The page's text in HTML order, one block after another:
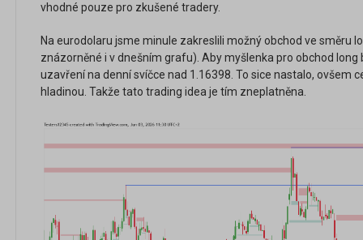
vhodné pouze pro zkušené tradery.
Na eurodolaru jsme minule zakreslili možný obchod ve směru
znázorněné i v dnešním grafu). Aby myšlenka pro obchod long
uzavření na denní svíčce nad 1.16398. To sice nastalo, ovšem
hladinou. Takže tato trading idea je tím zneplatněna.